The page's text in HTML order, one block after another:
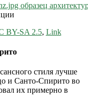
BY-SA 2.5, Link
стиля лучше
и Санто-Спирито во
их примерно в